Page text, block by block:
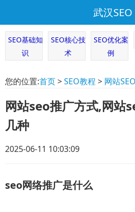
武汉SEO
SEO基础知
识
SEO核心技
术
SEO优化案
例
您的位置:首页>SEO教程 > 网站SEO
网站seo推广方式,网站
几种
2025-06-11 10:03:09
seo网络推广是什么